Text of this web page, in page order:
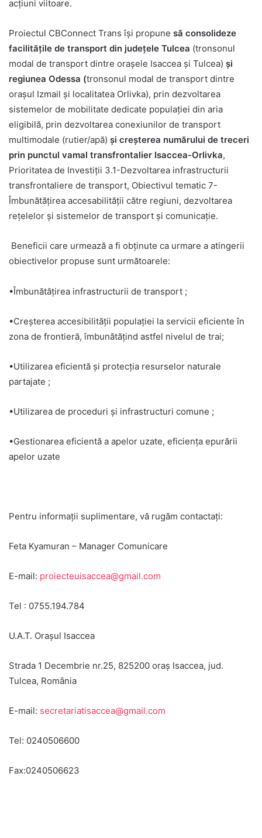
acțiuni viitoare.
Proiectul CBConnect Trans își propune să consolideze
facilitățile de transport din județele Tulcea (tronsonul
modal de transport dintre orașele Isaccea și Tulcea) și
regiunea Odessa (tronsonul modal de transport dintre
orașul Izmail și localitatea Orlivka), prin dezvoltarea
sistemelor de mobilitate dedicate populației din aria
eligibilă, prin dezvoltarea conexiunilor de transport
multimodale (rutier/apă) și creșterea numărului de treceri
prin punctul vamal transfrontalier Isaccea-Orlivka,
Prioritatea de Investiții 3.1-Dezvoltarea infrastructurii
transfrontaliere de transport, Obiectivul tematic 7-
Îmbunătățirea accesabilității către regiuni, dezvoltarea
rețelelor și sistemelor de transport și comunicație.
Beneficii care urmează a fi obținute ca urmare a atingerii
obiectivelor propuse sunt următoarele:
•Îmbunătățirea infrastructurii de transport ;
•Creșterea accesibilității populației la servicii eficiente în
zona de frontieră, îmbunătățind astfel nivelul de trai;
•Utilizarea eficientă și protecția resurselor naturale
partajate ;
•Utilizarea de proceduri şi infrastructuri comune ;
•Gestionarea eficientă a apelor uzate, eficiența epurării
apelor uzate
Pentru informații suplimentare, vă rugăm contactați:
Feta Kyamuran – Manager Comunicare
E-mail: proiecteuisaccea@gmail.com
Tel : 0755.194.784
U.A.T. Orașul Isaccea
Strada 1 Decembrie nr.25, 825200 oraș Isaccea, jud.
Tulcea, România
E-mail: secretariatisaccea@gmail.com
Tel: 0240506600
Fax:0240506623